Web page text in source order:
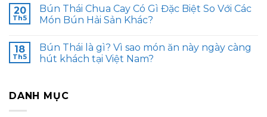
20
Th5
Bún Thái Chua Cay Có Gì Đặc Biệt So Với Các
Món Bún Hải Sản Khác?
18
Th5
Bún Thái là gì? Vì sao món ăn này ngày càng
hút khách tại Việt Nam?
DANH MỤC